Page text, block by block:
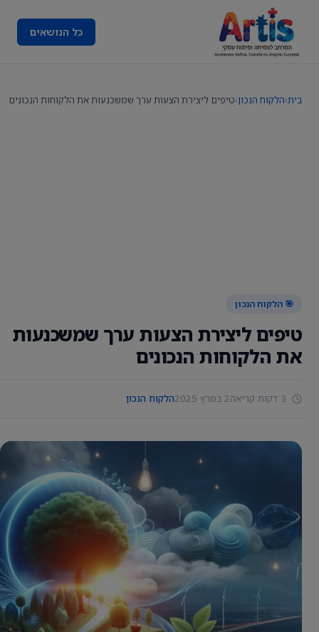
כל הנושאים
בית›הלקוח הנכון›טיפים ליצירת הצעות ערך שמשכנעות את הלקוחות הנכונים
🎯 הלקוח הנכון
טיפים ליצירת הצעות ערך שמשכנעות
את הלקוחות הנכונים
2 במרץ 2025 הלקוח הנכון